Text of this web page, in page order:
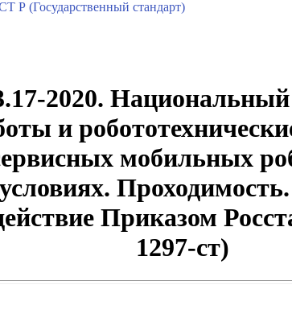
Р (Государственный стандарт)
2020. Национальный
и
мобильных
Приказом
1297-ст)